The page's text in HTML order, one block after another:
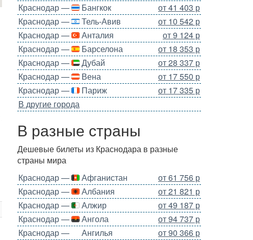
Краснодар —
Бангкок
от 41 403 р
Краснодар —
Тель-Авив
от 10 542 р
Краснодар —
Анталия
от 9 124 р
Краснодар —
Барселона
от 18 353 р
Краснодар —
Дубай
от 28 337 р
Краснодар —
Вена
от 17 550 р
Краснодар —
Париж
от 17 335 р
В другие города
В разные страны
Дешевые билеты из Краснодара в разные
страны мира
Краснодар —
Афганистан
от 61 756 р
Краснодар —
Албания
от 21 821 р
Краснодар —
Алжир
от 49 187 р
Краснодар —
Ангола
от 94 737 р
Краснодар —
Ангилья
от 90 366 р